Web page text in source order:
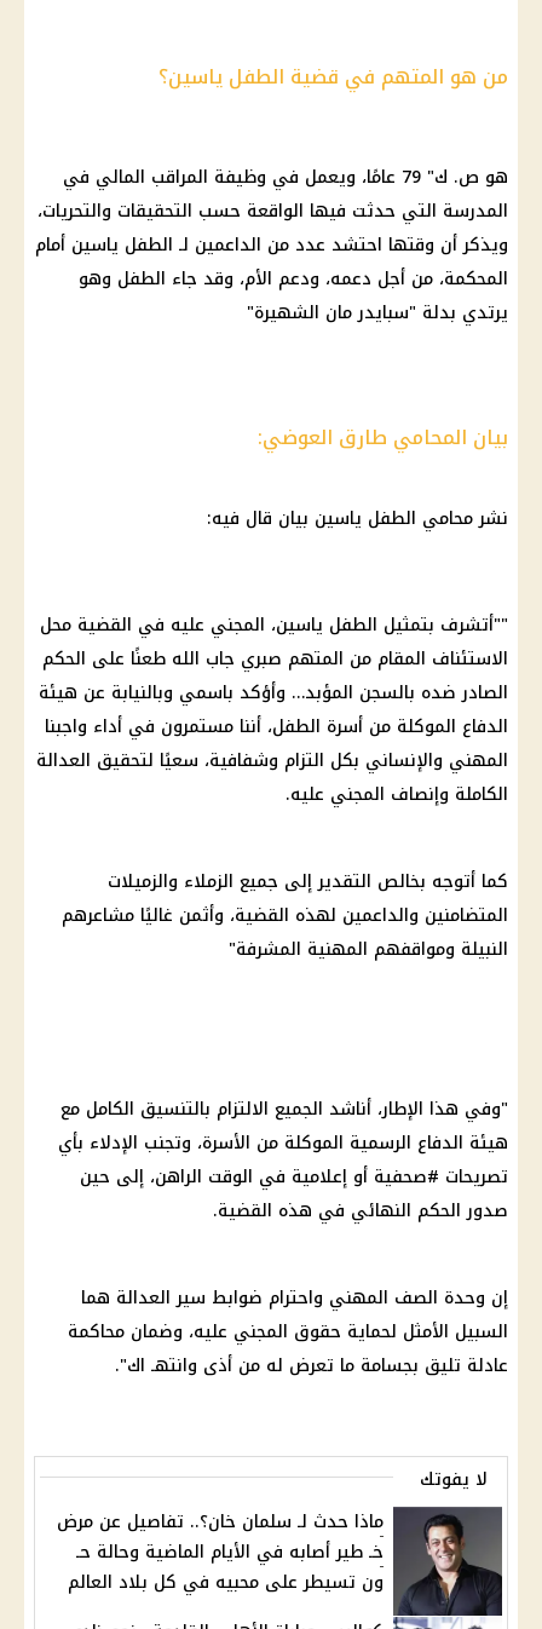
من هو المتهم في قضية الطفل ياسين؟
هو ص. ك" 79 عامًا، ويعمل في وظيفة المراقب المالي في
المدرسة التي حدثت فيها الواقعة حسب التحقيقات والتحريات،
ويذكر أن وقتها احتشد عدد من الداعمين لـ الطفل ياسين أمام
المحكمة، من أجل دعمه، ودعم الأم، وقد جاء الطفل وهو
يرتدي بدلة "سبايدر مان الشهيرة"
بيان المحامي طارق العوضي:
نشر محامي الطفل ياسين بيان قال فيه:
""أتشرف بتمثيل الطفل ياسين، المجني عليه في القضية محل
الاستئناف المقام من المتهم صبري جاب الله طعنًا على الحكم
الصادر ضده بالسجن المؤبد… وأؤكد باسمي وبالنيابة عن هيئة
الدفاع الموكلة من أسرة الطفل، أننا مستمرون في أداء واجبنا
المهني والإنساني بكل التزام وشفافية، سعيًا لتحقيق العدالة
الكاملة وإنصاف المجني عليه.
كما أتوجه بخالص التقدير إلى جميع الزملاء والزميلات
المتضامنين والداعمين لهذه القضية، وأثمن غاليًا مشاعرهم
النبيلة ومواقفهم المهنية المشرفة"
"وفي هذا الإطار، أناشد الجميع الالتزام بالتنسيق الكامل مع
هيئة الدفاع الرسمية الموكلة من الأسرة، وتجنب الإدلاء بأي
تصريحات #صحفية أو إعلامية في الوقت الراهن، إلى حين
صدور الحكم النهائي في هذه القضية.
إن وحدة الصف المهني واحترام ضوابط سير العدالة هما
السبيل الأمثل لحماية حقوق المجني عليه، وضمان محاكمة
عادلة تليق بجسامة ما تعرض له من أذى وانتهـ اك".
لا يفوتك
ماذا حدث لـ سلمان خان؟.. تفاصيل عن مرض
خـ طير أصابه في الأيام الماضية وحالة حـ
ون تسيطر على محبيه في كل بلاد العالم